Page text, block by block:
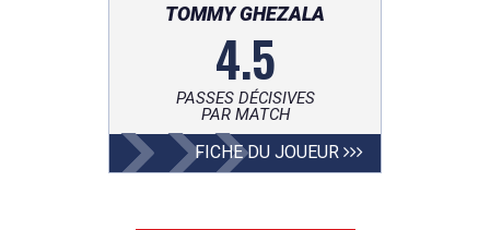
TOMMY GHEZALA
4.5
PASSES DÉCISIVES
PAR MATCH
FICHE DU JOUEUR